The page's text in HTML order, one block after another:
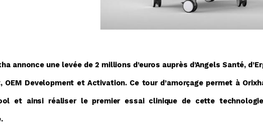
annonce une levée de 2 millions d’euros auprès d’Angels Santé,
Development et Activation. Ce tour d’amorçage permet à
et ainsi réaliser le premier essai clinique de cette